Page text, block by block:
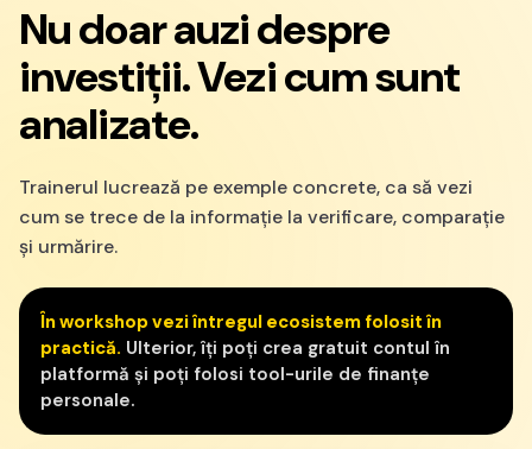
Nu doar auzi despre
investiții. Vezi cum sunt
analizate.
Trainerul lucrează pe exemple concrete, ca să vezi
cum se trece de la informație la verificare, comparație
și urmărire.
În workshop vezi întregul ecosistem folosit în
practică. Ulterior, îți poți crea gratuit contul în
platformă și poți folosi tool-urile de finanțe
personale.